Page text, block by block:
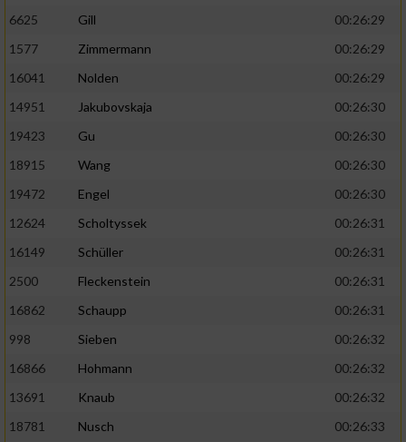
6625
Gill
00:26:29
1577
Zimmermann
00:26:29
16041
Nolden
00:26:29
14951
Jakubovskaja
00:26:30
19423
Gu
00:26:30
18915
Wang
00:26:30
19472
Engel
00:26:30
12624
Scholtyssek
00:26:31
16149
Schüller
00:26:31
2500
Fleckenstein
00:26:31
16862
Schaupp
00:26:31
998
Sieben
00:26:32
16866
Hohmann
00:26:32
13691
Knaub
00:26:32
18781
Nusch 00:26:33